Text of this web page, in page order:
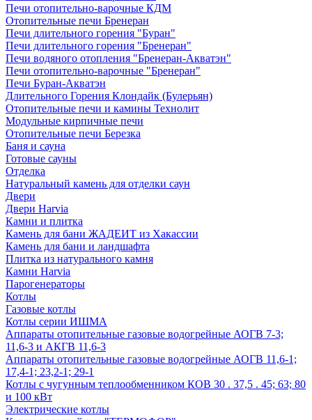
Печи отопительно-варочные КДМ
Отопительные печи Бренеран
Печи длительного горения "Буран"
Печи длительного горения "Бренеран"
Печи водяного отопления "Бренеран-Акватэн"
Печи отопительно-варочные "Бренеран"
Печи Буран-Акватэн
Длительного Горения Клондайк (Булерьян)
Отопительные печи и камины Технолит
Модульные кирпичные печи
Отопительные печи Березка
Баня и сауна
Готовые сауны
Отделка
Натуральный камень для отделки саун
Двери
Двери Harvia
Камни и плитка
Камень для бани ЖАДЕИТ из Хакассии
Камень для бани и ландшафта
Плитка из натурального камня
Камни Harvia
Парогенераторы
Котлы
Газовые котлы
Котлы серии ИШМА
Аппараты отопительные газовые водогрейные АОГВ 7-3;
11,6-3 и АКГВ 11,6-3
Аппараты отопительные газовые водогрейные АОГВ 11,6-1;
17,4-1; 23,2-1; 29-1
Котлы с чугунным теплообменником КОВ 30 . 37,5 . 45; 63; 80
и 100 кВт
Электрические котлы